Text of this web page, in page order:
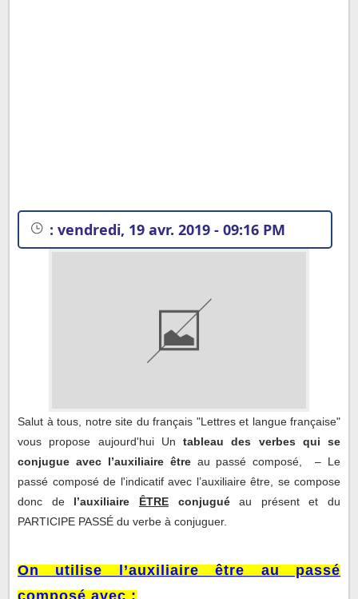
: vendredi, 19 avr. 2019 - 09:16 PM
On utilise l’auxiliaire être au passé composé avec :
Tableau des verbes qui se conjugue avec l’auxiliaire
être :
Salut à tous, notre site du français "Lettres et langue française"
vous propose aujourd'hui Un tableau des verbes qui se
conjugue avec l’auxiliaire êtreau passé composé, – Le
passé composé de l'indicatif avec l’auxiliaire être, se compose
donc de l’auxiliaire ÊTRE conjuguéau présent et du
PARTICIPE PASSÉ du verbe à conjuguer.
On utilise l’auxiliaire être au passé
composé avec :